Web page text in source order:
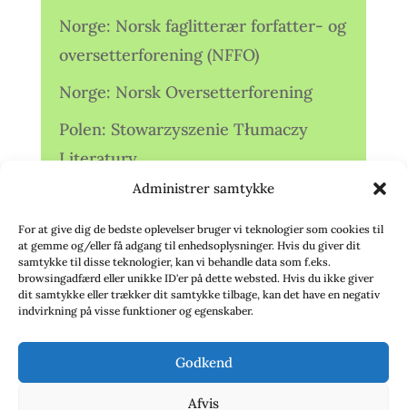
Administrer samtykke
For at give dig de bedste oplevelser bruger vi teknologier som cookies til
at gemme og/eller få adgang til enhedsoplysninger. Hvis du giver dit
samtykke til disse teknologier, kan vi behandle data som f.eks.
browsingadfærd eller unikke ID'er på dette websted. Hvis du ikke giver
dit samtykke eller trækker dit samtykke tilbage, kan det have en negativ
indvirkning på visse funktioner og egenskaber.
Godkend
Afvis
Norge: Norsk faglitterær forfatter- og
oversetterforening (NFFO)
Norge: Norsk Oversetterforening
Polen: Stowarzyszenie Tłumaczy
Literatury
Storbritannien: Translators
Association (TA)
Sverige: Översättarsektionen (Ö.)
Sverige: Översättarcentrum (ÖC)
deutschsprachiger Übersetzer (VdÜ)